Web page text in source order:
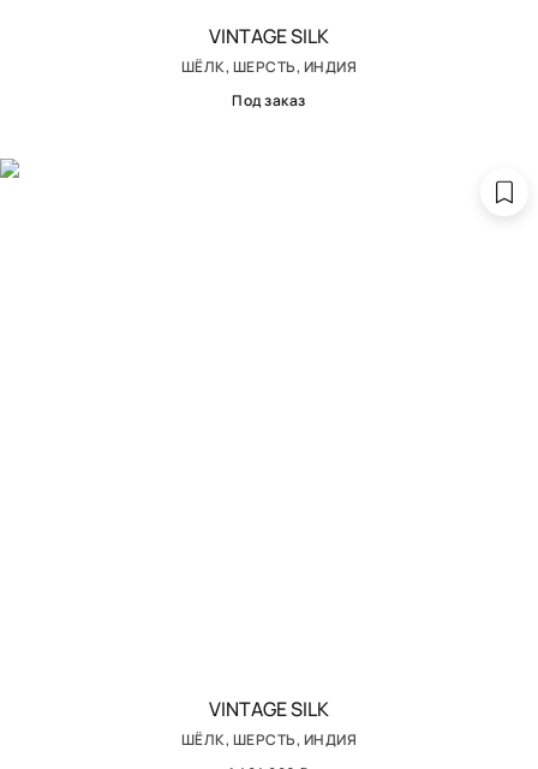
VINTAGE SILK
ШЁЛК, ШЕРСТЬ, ИНДИЯ
Под заказ
VINTAGE SILK
ШЁЛК, ШЕРСТЬ, ИНДИЯ